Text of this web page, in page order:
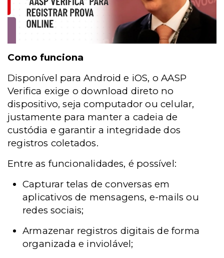
Como funciona
Disponível para Android e iOS, o AASP
Verifica exige o download direto no
dispositivo, seja computador ou celular,
justamente para manter a cadeia de
custódia e garantir a integridade dos
registros coletados.
Entre as funcionalidades, é possível:
Capturar telas de conversas em
aplicativos de mensagens, e-mails ou
redes sociais;
Armazenar registros digitais de forma
organizada e inviolável;